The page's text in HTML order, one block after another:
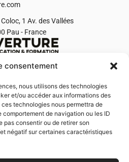
consentement
nous utilisons des technologies
et/ou accéder aux informations des
technologies nous permettra de
de navigation ou les ID
pas consentir ou de retirer son
négatif sur certaines caractéristiques
1 Av. des Vallées
Pau - France
Menu